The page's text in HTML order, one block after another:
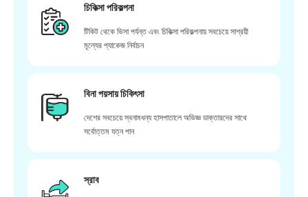
চিকিত্সা পরিকল্পনা
টিকিট থেকে ভিসা পর্যন্ত এবং চিকিত্সা পরিকল্পনায় সবচেয়ে সাশ্রয়ী
মূল্যের প্যাকেজ নির্বাচন
বিনা পয়সায় চিকিৎসা
দেশের সবচেয়ে স্বনামধন্য হাসপাতালে অভিজ্ঞ ডাক্তারদের সাথে
সর্বোত্তম যত্ন পান
স্রাব